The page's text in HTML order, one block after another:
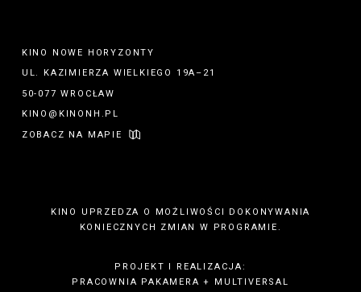
KINO NOWE HORYZONTY
UL. KAZIMIERZA WIELKIEGO 19A–21
50-077 WROCŁAW
KINO@KINONH.PL
ZOBACZ NA MAPIE
KINO UPRZEDZA O MOŻLIWOŚCI DOKONYWANIA
KONIECZNYCH ZMIAN W PROGRAMIE.
PROJEKT I REALIZACJA:
PRACOWNIA PAKAMERA + MULTIVERSAL